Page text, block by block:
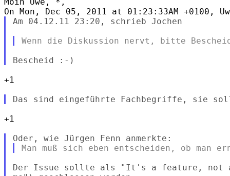
Am 04.12.11 23:20, schrieb Jochen
+1
+1
Der Issue sollte als "It's a feature, not